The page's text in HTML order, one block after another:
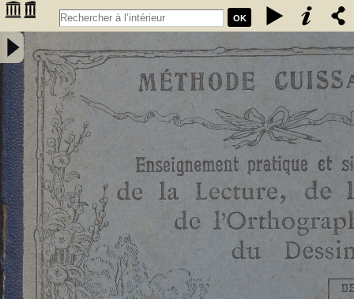
OK
Enseignement pratique et simultané de la lecture de l'écriture, de
l'orthographe et du dessin. Deuxième livret, Etude des sons et des
articulations composés : méthode rationnelle préparant les enfants à
la lecture expressive et à l'intelligence de la langue : contenant 76
vignettes et des notions élémentaires de dessin / par E. Cuissart,... ;
d'après la méthode de M. Lacabe,.... - [nouv. éd.] - Cuissart, Eugène
(1835-1896). Auteur